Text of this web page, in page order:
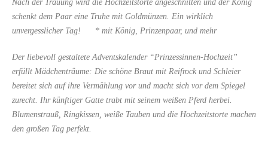
Nach der Trauung wird die Hochzeitstorte angeschnitten und der König
schenkt dem Paar eine Truhe mit Goldmünzen. Ein wirklich
unvergesslicher Tag! * mit König, Prinzenpaar, und mehr
Der liebevoll gestaltete Adventskalender “Prinzessinnen-Hochzeit”
erfüllt Mädchenträume: Die schöne Braut mit Reifrock und Schleier
bereitet sich auf ihre Vermählung vor und macht sich vor dem Spiegel
zurecht. Ihr künftiger Gatte trabt mit seinem weißen Pferd herbei.
Blumenstrauß, Ringkissen, weiße Tauben und die Hochzeitstorte machen
den großen Tag perfekt.